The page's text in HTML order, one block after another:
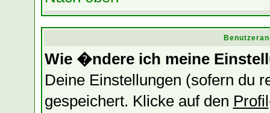
Wie �ndere ich meine
Deine Einstellungen (sofern du
gespeichert. Klicke auf den Profil